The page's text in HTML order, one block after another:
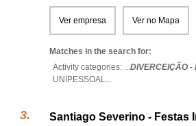
Ver empresa Ver no Mapa
Matches in the search for:
Activity categories: ...DIVERCEIÇÃO -
UNIPESSOAL...
Santiago Severino - Festas